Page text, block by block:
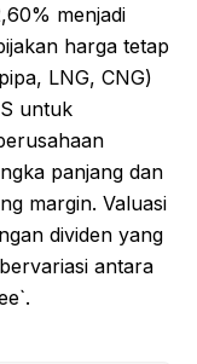
menjadi
harga tetap
LNG, CNG)
untuk
panjang dan
margin. Valuasi
dividen yang
antara